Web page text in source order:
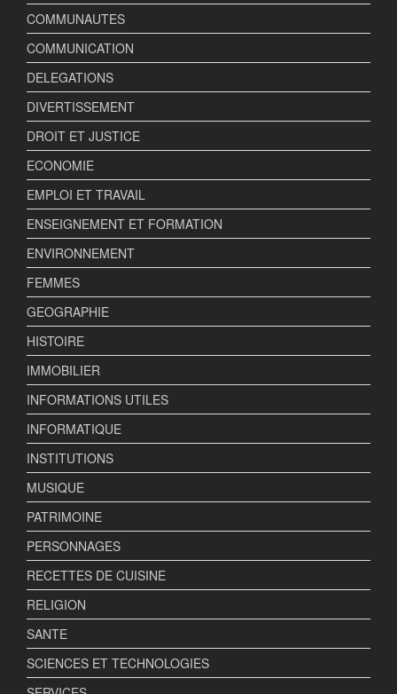
COMMUNAUTES
COMMUNICATION
DELEGATIONS
DIVERTISSEMENT
DROIT ET JUSTICE
ECONOMIE
EMPLOI ET TRAVAIL
ENSEIGNEMENT ET FORMATION
ENVIRONNEMENT
FEMMES
GEOGRAPHIE
HISTOIRE
IMMOBILIER
INFORMATIONS UTILES
INFORMATIQUE
INSTITUTIONS
MUSIQUE
PATRIMOINE
PERSONNAGES
RECETTES DE CUISINE
RELIGION
SANTE
SCIENCES ET TECHNOLOGIES